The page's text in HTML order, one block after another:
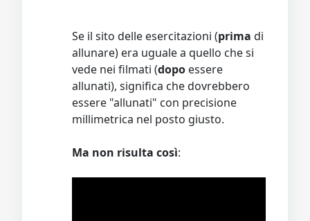
Se il sito delle esercitazioni (prima di
allunare) era uguale a quello che si
vede nei filmati (dopo essere
allunati), significa che dovrebbero
essere "allunati" con precisione
millimetrica nel posto giusto.
Ma non risulta così: